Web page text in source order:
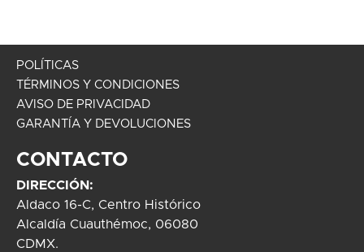
POLÍTICAS
TÉRMINOS Y CONDICIONES
AVISO DE PRIVACIDAD
GARANTÍA Y DEVOLUCIONES
CONTACTO
DIRECCIÓN:
Aldaco 16-C, Centro Histórico
Alcaldía Cuauthémoc, 06080
CDMX.